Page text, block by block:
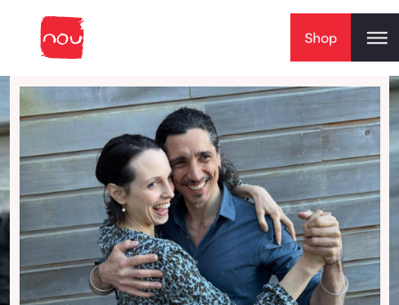
Shop